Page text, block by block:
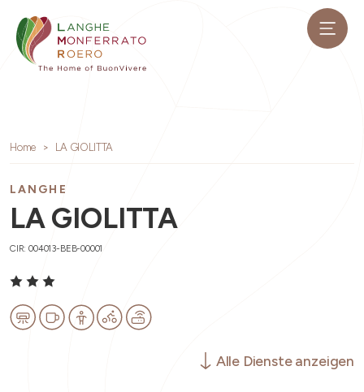
Home LA GIOLITTA
LANGHE
LA GIOLITTA
CIR: 004013-BEB-00001
Alle Dienste anzeigen